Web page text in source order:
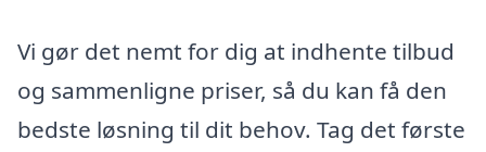
Vi gør det nemt for dig at indhente tilbud
og sammenligne priser, så du kan få den
bedste løsning til dit behov. Tag det første